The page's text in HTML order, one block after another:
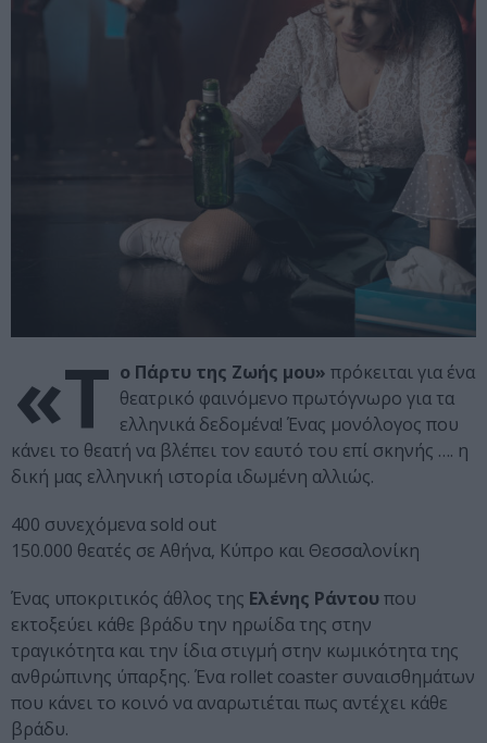
«Τ ο Πάρτυ της Ζωής μου» πρόκειται για ένα
θεατρικό φαινόμενο πρωτόγνωρο για τα
ελληνικά δεδομένα! Ένας μονόλογος που
κάνει το θεατή να βλέπει τον εαυτό του επί σκηνής …. η
δική μας ελληνική ιστορία ιδωμένη αλλιώς.
400 συνεχόμενα sold out
150.000 θεατές σε Αθήνα, Κύπρο και Θεσσαλονίκη
Ένας υποκριτικός άθλος της Ελένης Ράντου που
εκτοξεύει κάθε βράδυ την ηρωίδα της στην
τραγικότητα και την ίδια στιγμή στην κωμικότητα της
ανθρώπινης ύπαρξης. Ένα rollet coaster συναισθημάτων
που κάνει το κοινό να αναρωτιέται πως αντέχει κάθε
βράδυ.